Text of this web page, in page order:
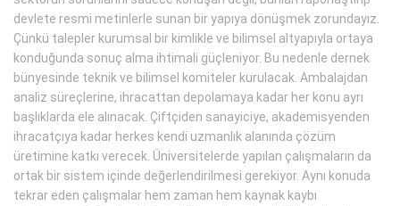
devlete resmi metinlerle sunan bir yapıya dönüşmek zorundayız.
Çünkü talepler kurumsal bir kimlikle ve bilimsel altyapıyla ortaya
konduğunda sonuç alma ihtimali güçleniyor. Bu nedenle dernek
bünyesinde teknik ve bilimsel komiteler kurulacak. Ambalajdan
analiz süreçlerine, ihracattan depolamaya kadar her konu ayrı
başlıklarda ele alınacak. Çiftçiden sanayiciye, akademisyenden
ihracatçıya kadar herkes kendi uzmanlık alanında çözüm
üretimine katkı verecek. Üniversitelerde yapılan çalışmaların da
ortak bir sistem içinde değerlendirilmesi gerekiyor. Aynı konuda
tekrar eden çalışmalar hem zaman hem kaynak kaybı